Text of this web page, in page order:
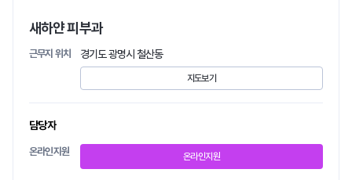
새하얀 피부과
근무지 위치 경기도 광명시 철산동
지도보기
담당자
온라인지원 온라인지원